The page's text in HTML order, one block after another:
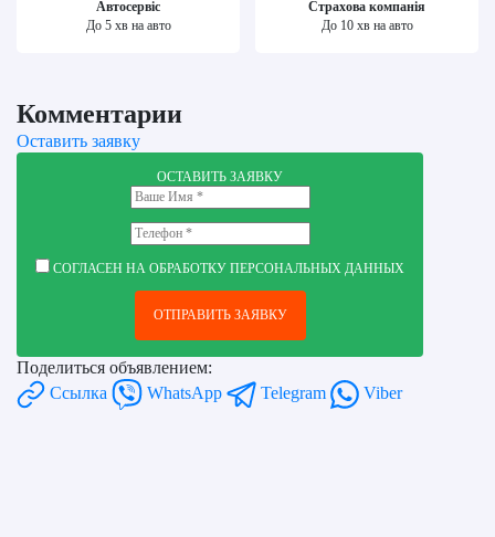
Автосервіс
До 5 хв на авто
Страхова компанія
До 10 хв на авто
Комментарии
Оставить заявку
ОСТАВИТЬ ЗАЯВКУ
СОГЛАСЕН НА ОБРАБОТКУ ПЕРСОНАЛЬНЫХ ДАННЫХ
ОТПРАВИТЬ ЗАЯВКУ
Поделиться объявлением:
Ссылка
WhatsApp Telegram Viber